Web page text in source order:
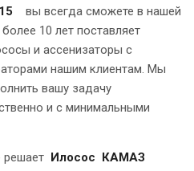
вы всегда сможете в нашей
10 лет поставляет
и ассенизаторы с
нашим клиентам. Мы
вашу задачу
и с минимальными
решает Илосос КАМАЗ